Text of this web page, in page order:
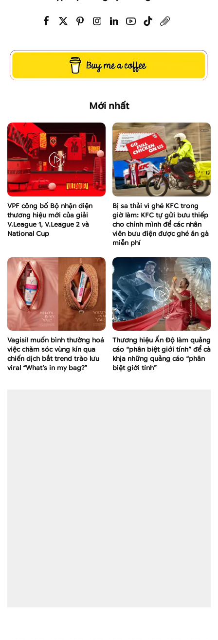
Mới nhất
VPF công bố Bộ nhận diện
thương hiệu mới của giải
V.League 1, V.League 2 và
National Cup
Bị sa thải vì ghé KFC trong
giờ làm: KFC tự gửi bưu thiếp
cho chính mình để các nhân
viên bưu điện được ghé ăn gà
miễn phí
Vagisil muốn bình thường hoá
việc chăm sóc vùng kín qua
chiến dịch bắt trend trào lưu
viral “What’s in my bag?”
Thương hiệu Ấn Độ làm quảng
cáo “phân biệt giới tính” để cà
khịa những quảng cáo “phân
biệt giới tính”